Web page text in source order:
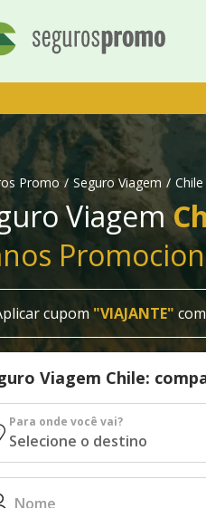
Promo / Seguro Viagem / Chile
Viagem
cupom "VIAJANTE" com
Viagem Chile:
Para onde você vai?